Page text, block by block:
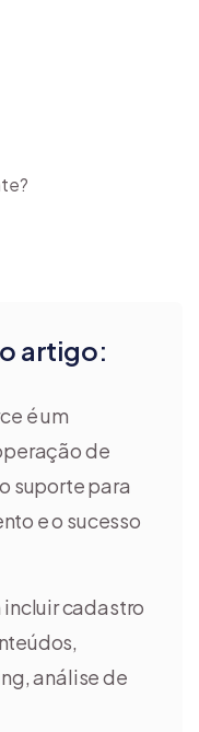
artigo:
é um
de
suporte para
e o sucesso
cadastro
análise de